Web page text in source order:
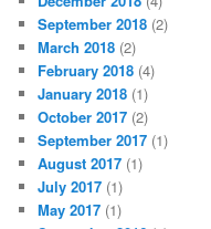
September 2018 (2)
March 2018 (2)
February 2018 (4)
January 2018 (1)
October 2017 (2)
September 2017 (1)
August 2017 (1)
July 2017 (1)
May 2017 (1)